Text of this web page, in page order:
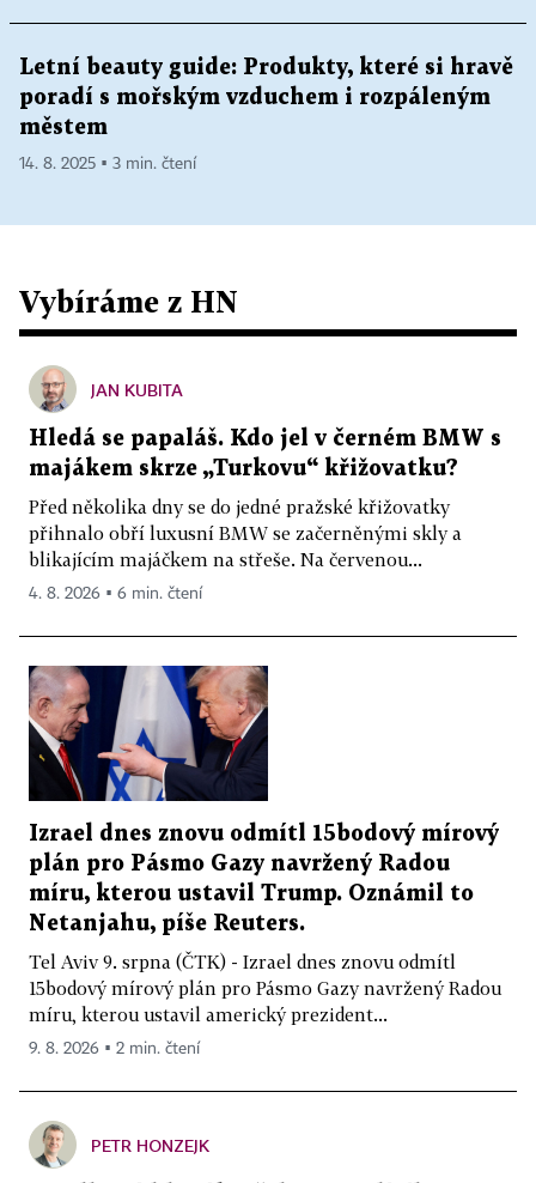
Letní beauty guide: Produkty, které si hravě
poradí s mořským vzduchem i rozpáleným
městem
14. 8. 2025 ▪ 3 min. čtení
Vybíráme z HN
JAN KUBITA
Hledá se papaláš. Kdo jel v černém BMW s
majákem skrze „Turkovu“ křižovatku?
Před několika dny se do jedné pražské křižovatky
přihnalo obří luxusní BMW se začerněnými skly a
blikajícím majáčkem na střeše. Na červenou...
4. 8. 2026 ▪ 6 min. čtení
Izrael dnes znovu odmítl 15bodový mírový
plán pro Pásmo Gazy navržený Radou
míru, kterou ustavil Trump. Oznámil to
Netanjahu, píše Reuters.
Tel Aviv 9. srpna (ČTK) - Izrael dnes znovu odmítl
15bodový mírový plán pro Pásmo Gazy navržený Radou
míru, kterou ustavil americký prezident...
9. 8. 2026 ▪ 2 min. čtení
PETR HONZEJK